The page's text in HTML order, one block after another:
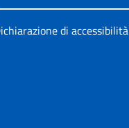
di accessibilità